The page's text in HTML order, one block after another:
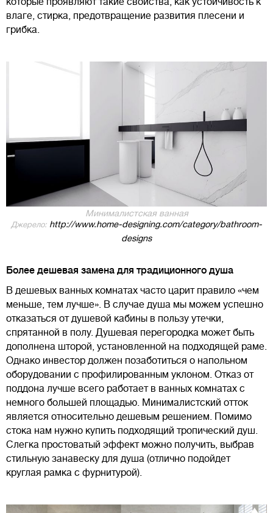
влаге, стирка, предотвращение развития плесени и
грибка.
Минималистская ванная
Джерело: http://www.home-designing.com/category/bathroom-
designs
Более дешевая замена для традиционного душа
В дешевых ванных комнатах часто царит правило «чем
меньше, тем лучше». В случае душа мы можем успешно
отказаться от душевой кабины в пользу утечки,
спрятанной в полу. Душевая перегородка может быть
дополнена шторой, установленной на подходящей раме.
Однако инвестор должен позаботиться о напольном
оборудовании с профилированным уклоном. Отказ от
поддона лучше всего работает в ванных комнатах с
немного большей площадью. Минималистский отток
является относительно дешевым решением. Помимо
стока нам нужно купить подходящий тропический душ.
Слегка простоватый эффект можно получить, выбрав
стильную занавеску для душа (отлично подойдет
круглая рамка с фурнитурой).